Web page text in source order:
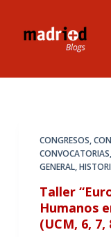
CONGRESOS,
CONVOCATORIAS,
GENERAL,
Taller
Humanos
(UCM, 6,